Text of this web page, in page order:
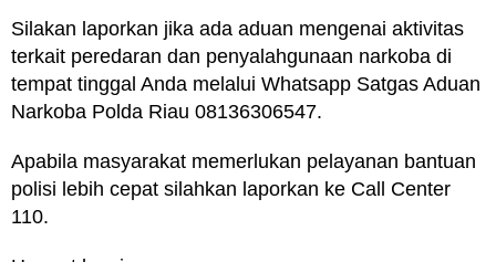
Silakan laporkan jika ada aduan mengenai aktivitas
terkait peredaran dan penyalahgunaan narkoba di
tempat tinggal Anda melalui Whatsapp Satgas Aduan
Narkoba Polda Riau 08136306547.
Apabila masyarakat memerlukan pelayanan bantuan
polisi lebih cepat silahkan laporkan ke Call Center
110.